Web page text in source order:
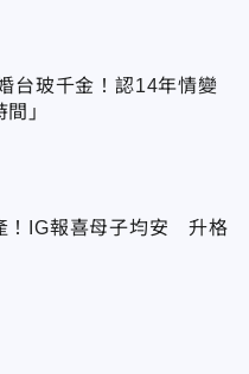
台玻千金！認14年情變
」
！IG報喜母子均安 升格